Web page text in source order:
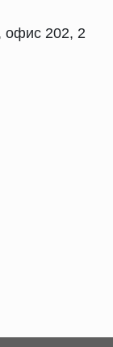
офис 202, 2